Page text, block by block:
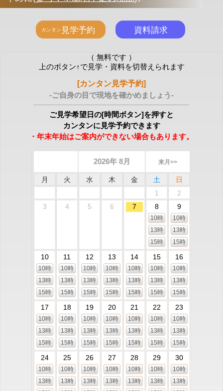
（ 無料です ）
上のボタン↑で見学・資料を切替えられます
[カンタン見学予約]
-ご自身の目で現地を確かめましょう-
ご見学希望日の[時間ボタン]を押すと
カンタンに見学予約できます
・年末年始はご案内ができない場合もあります。
2026年 8月 来月>>
月 火 水 木 金 土
日
1
2
3
4 5 6 7 8
10時
13時
15時
9
10時
13時
15時
10
10時
13時
15時
11
10時
13時
15時
12
10時
13時
15時
13
10時
13時
15時
14
10時
13時
15時
15
10時
13時
15時
16
10時
13時
15時
17
10時
13時
15時
18
10時
13時
15時
19
10時
13時
15時
20
10時
13時
15時
21
10時
13時
15時
22
10時
13時
15時
23
10時
13時
15時
24
10時
13時
25
10時
13時
26
10時
13時
27
10時
13時
28
10時
13時
29
10時
13時
30
10時
13時